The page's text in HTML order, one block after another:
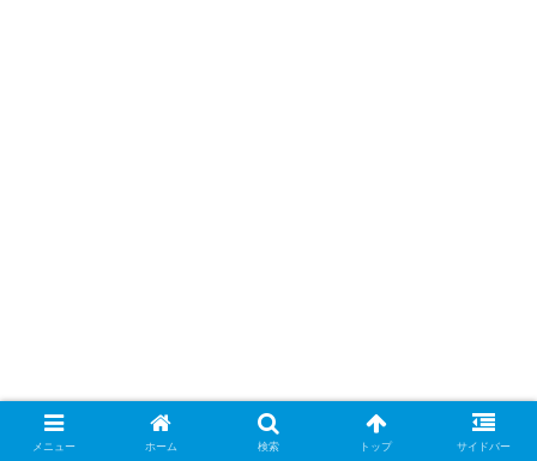
メニュー ホーム 検索 トップ サイドバー